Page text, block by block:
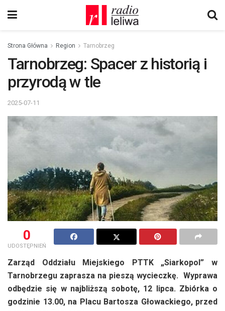
Strona Główna Region Tarnobrzeg
Tarnobrzeg: Spacer z historią i
przyrodą w tle
2025-07-11
0
UDOSTĘPNIEŃ
Zarząd Oddziału Miejskiego PTTK „Siarkopol” w
Tarnobrzegu zaprasza na pieszą wycieczkę. Wyprawa
odbędzie się w najbliższą sobotę, 12 lipca. Zbiórka o
godzinie 13.00, na Placu Bartosza Głowackiego, przed